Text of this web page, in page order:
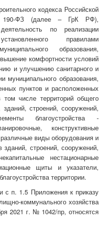
кодекса Российской
ФЗ (далее – ГрК РФ),
по реализации
правилами
образования,
комфортности условий
и улучшению санитарного и
муниципального образования,
пунктов и расположенных
том числе территорий общего
строений, сооружений,
благоустройства -
конструктивные
виды оборудования и
строений, сооружений,
нестационарные
щиты и указатели,
территории.
с п. 1.5 Приложения к приказу
коммунального хозяйства
2021 г. № 1042/пр, относятся